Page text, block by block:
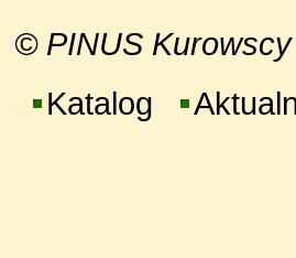
© PINUS
Katalog